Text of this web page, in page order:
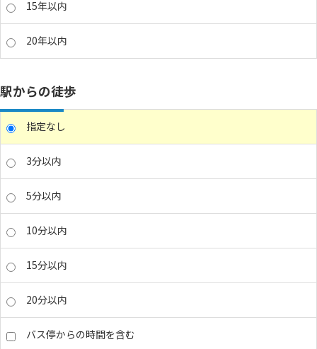
15年以内
20年以内
駅からの徒歩
指定なし
3分以内
5分以内
10分以内
15分以内
20分以内
バス停からの時間を含む